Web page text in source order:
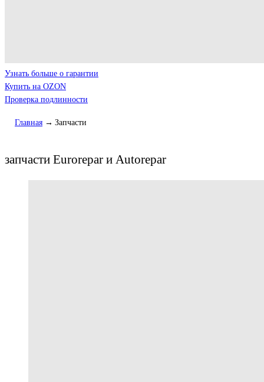
Узнать больше о гарантии
Купить на OZON
Проверка подлинности
Главная Запчасти
запчасти Eurorepar и Autorepar